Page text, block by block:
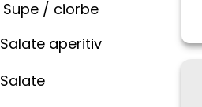
Supe / ciorbe
Salate aperitiv
Salate